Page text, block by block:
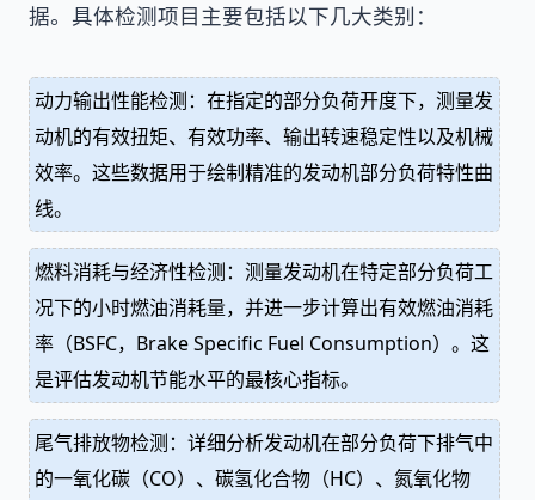
据。具体检测项目主要包括以下几大类别：
动力输出性能检测：在指定的部分负荷开度下，测量发
动机的有效扭矩、有效功率、输出转速稳定性以及机械
效率。这些数据用于绘制精准的发动机部分负荷特性曲
线。
燃料消耗与经济性检测：测量发动机在特定部分负荷工
况下的小时燃油消耗量，并进一步计算出有效燃油消耗
率（BSFC，Brake Specific Fuel Consumption）。这
是评估发动机节能水平的最核心指标。
尾气排放物检测：详细分析发动机在部分负荷下排气中
的一氧化碳（CO）、碳氢化合物（HC）、氮氧化物